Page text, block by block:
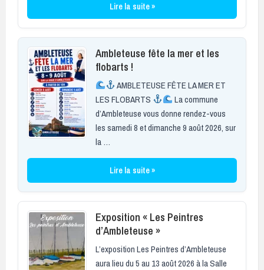
Lire la suite »
Ambleteuse fête la mer et les
flobarts !
AMBLETEUSE FÊTE LA MER ET
LES FLOBARTS
La commune
d’Ambleteuse vous donne rendez-vous
les samedi 8 et dimanche 9 août 2026, sur
la …
Lire la suite »
Exposition « Les Peintres
d’Ambleteuse »
L’exposition Les Peintres d’Ambleteuse
aura lieu du 5 au 13 août 2026 à la Salle